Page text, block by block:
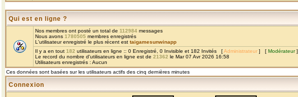
Qui est en ligne ?
Nos membres ont posté un total de 112984 messages
Nous avons 1780505 membres enregistrés
L'utilisateur enregistré le plus récent est taigamesunwinapp
Il y a en tout 182 utilisateurs en ligne :: 0 Enregistré, 0 Invisible et 182 Invités [Administrateur ] [ Modérateur]
Le record du nombre d'utilisateurs en ligne est de 21362 le Mar 07 Avr 2026 16:58
Utilisateurs enregistrés : Aucun
Ces données sont basées sur les utilisateurs actifs des cinq dernières minutes
Connexion